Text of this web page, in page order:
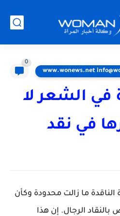
0
في الشعر لا
في نقد
الناقدة ما زالت محدودة وكأن
الرجال. إن هذا